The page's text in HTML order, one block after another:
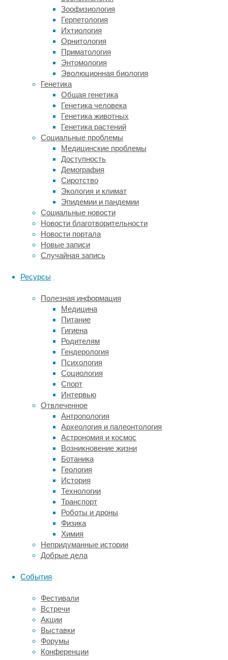
Зоофизиология
Герпетология
Ихтиология
Орнитология
Приматология
Энтомология
Эволюционная биология
Генетика
Общая генетика
Генетика человека
Генетика животных
Генетика растений
Социальные проблемы
Медицинские проблемы
Доступность
Демография
Сиротство
Экология и климат
Эпидемии и пандемии
Социальные новости
Новости благотворительности
Новости портала
Новые записи
Случайная запись
Ресурсы
Полезная информация
Медицина
Питание
Гигиена
Родителям
Гендерология
Психология
Социология
Спорт
Интервью
Отвлеченное
Антропология
Археология и палеонтология
Астрономия и космос
Возникновение жизни
Ботаника
Геология
История
Технологии
Транспорт
Роботы и дроны
Физика
Химия
Непридуманные истории
Добрые дела
События
Фестивали
Встречи
Акции
Выставки
Форумы
Конференции
стереть
метку,
исследователи
делают
вывод
том,
что
животное
узнало
себя
зеркале
следовательно,
каким-
то
образом
себя
осознает.
До
сих
пор
только
с
шимпанзе
некоторыми
орангутангами
показали
убедительные
положительные
результаты,
прохождение
зеркального
теста
слонами,
дельфинами,
лошадьми,
воронами
сороками
наблюдалось
лишь
отдельных
экспериментах
и
до
пор
сомнению.
Однако
в
2019
году